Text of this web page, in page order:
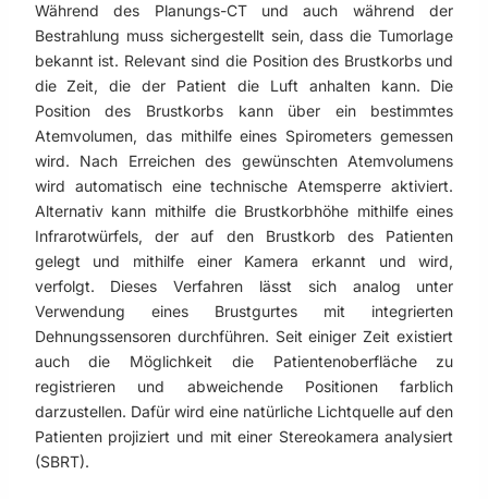
Während des Planungs-CT und auch während der
Bestrahlung muss sichergestellt sein, dass die Tumorlage
bekannt ist. Relevant sind die Position des Brustkorbs und
die Zeit, die der Patient die Luft anhalten kann. Die
Position des Brustkorbs kann über ein bestimmtes
Atemvolumen, das mithilfe eines Spirometers gemessen
wird. Nach Erreichen des gewünschten Atemvolumens
wird automatisch eine technische Atemsperre aktiviert.
Alternativ kann mithilfe die Brustkorbhöhe mithilfe eines
Infrarotwürfels, der auf den Brustkorb des Patienten
gelegt und mithilfe einer Kamera erkannt und wird,
verfolgt. Dieses Verfahren lässt sich analog unter
Verwendung eines Brustgurtes mit integrierten
Dehnungssensoren durchführen. Seit einiger Zeit existiert
auch die Möglichkeit die Patientenoberfläche zu
registrieren und abweichende Positionen farblich
darzustellen. Dafür wird eine natürliche Lichtquelle auf den
Patienten projiziert und mit einer Stereokamera analysiert
(SBRT).